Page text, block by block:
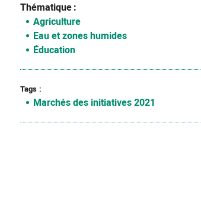
Thématique
Agriculture
Eau et zones humides
Éducation
Tags
Marchés des initiatives 2021